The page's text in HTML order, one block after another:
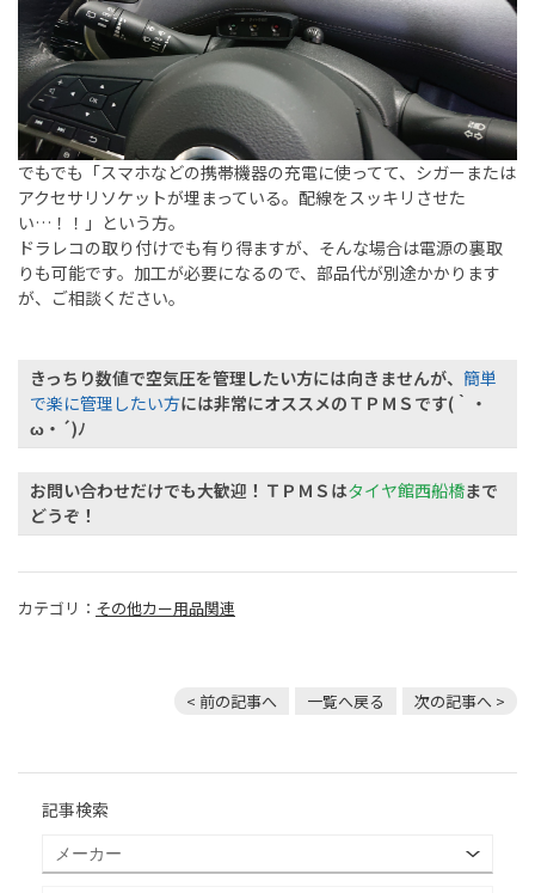
でもでも「スマホなどの携帯機器の充電に使ってて、シガーまたは
アクセサリソケットが埋まっている。配線をスッキリさせた
い…！！」という方。
ドラレコの取り付けでも有り得ますが、そんな場合は電源の裏取
りも可能です。加工が必要になるので、部品代が別途かかります
が、ご相談ください。
きっちり数値で空気圧を管理したい方には向きませんが、 簡単
で楽に管理したい方には非常にオススメのＴＰＭＳです(｀・
ω・´)ﾉ
お問い合わせだけでも大歓迎！ＴＰＭＳはタイヤ館西船橋まで
どうぞ！
カテゴリ： その他カー用品関連
< 前の記事へ 一覧へ戻る 次の記事へ >
記事検索